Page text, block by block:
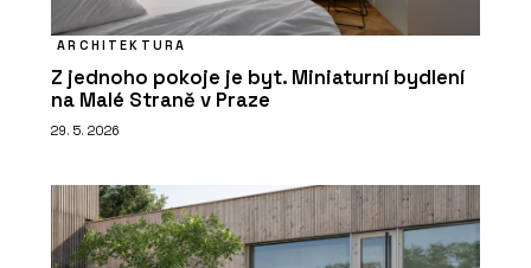
ARCHITEKTURA
Z jednoho pokoje je byt. Miniaturní bydlení
na Malé Straně v Praze
29. 5. 2026